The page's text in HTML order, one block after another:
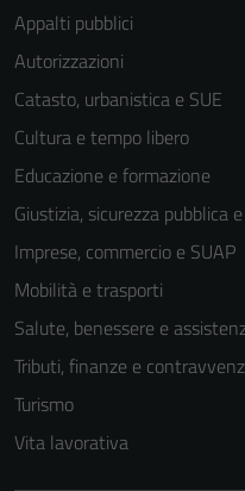
Appalti pubblici
Autorizzazioni
Catasto, urbanistica e SUE
Cultura e tempo libero
Educazione e formazione
Giustizia, sicurezza pubblica
Imprese, commercio e SUAP
Mobilità e trasporti
Salute, benessere e
Tributi, finanze e
Turismo
Vita lavorativa